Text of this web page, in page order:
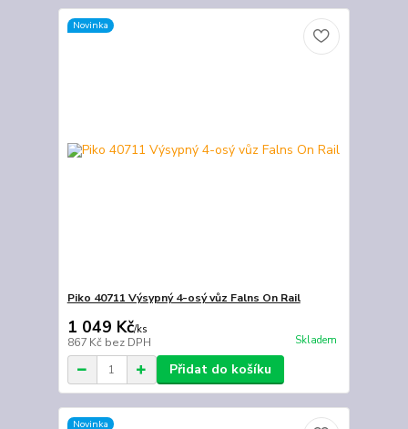
Novinka
Piko 40711 Výsypný 4-osý vůz Falns On Rail
1 049 Kč/ks
867 Kč bez DPH Skladem
Přidat do košíku
Novinka